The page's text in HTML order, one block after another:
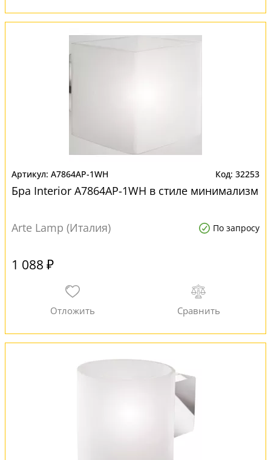
A7864AP-1WH 32253
Бра Interior A7864AP-1WH в стиле минимализм
Arte Lamp (Италия) По запросу
1 088 ₽